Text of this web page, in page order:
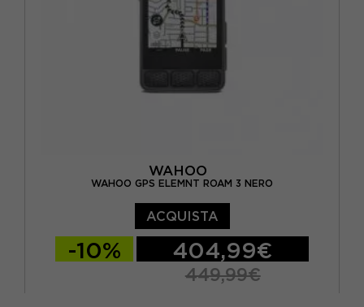
WAHOO
WAHOO GPS ELEMNT ROAM 3 NERO
ACQUISTA
-10% 404,99€
449,99€